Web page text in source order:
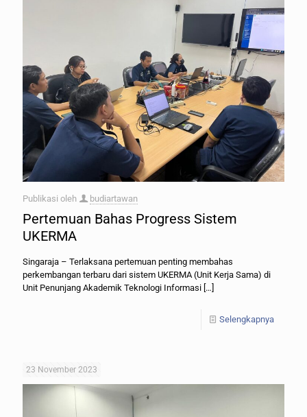
Publikasi oleh budiartawan
Pertemuan Bahas Progress Sistem
UKERMA
Singaraja – Terlaksana pertemuan penting membahas
perkembangan terbaru dari sistem UKERMA (Unit Kerja Sama) di
Unit Penunjang Akademik Teknologi Informasi […]
Selengkapnya
23 November 2023